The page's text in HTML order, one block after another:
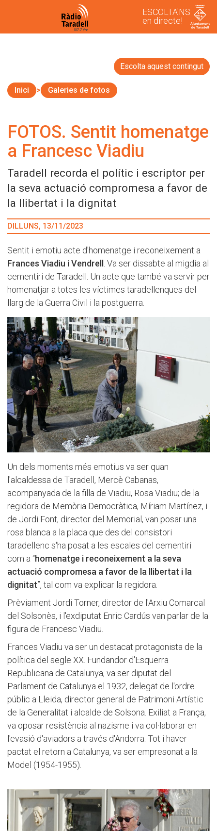
ESCOLTA'NS
en directe!
Escolta aquest contingut
Inici Galeries de fotos
FOTOS. Sentit homenatge
a Francesc Viadiu
Taradell recorda el polític i escriptor per
la seva actuació compromesa a favor de
la llibertat i la dignitat
DILLUNS, 13/11/2023
Sentit i emotiu acte d'homenatge i reconeixement a
Frances Viadiu i Vendrell
. Va ser dissabte al migdia al
cementiri de Taradell. Un acte que també va servir per
homenatjar a totes les víctimes taradellenques del
llarg de la Guerra Civil i la postguerra.
Un dels moments més emotius va ser quan
l'alcaldessa de Taradell, Mercè Cabanas,
acompanyada de la filla de Viadiu, Rosa Viadiu; de la
regidora de Memòria Democràtica, Míriam Martínez, i
de Jordi Font, director del Memorial, van posar una
rosa blanca a la placa que des del consistori
taradellenc s'ha posat a les escales del cementiri
com a “homenatge i reconeixement a la seva
actuació compromesa a favor de la llibertat i la
dignitat”, tal com va explicar la regidora.
Prèviament Jordi Torner, director de l'Arxiu Comarcal
del Solsonès, i l'exdiputat Enric Cardús van parlar de la
figura de Francesc Viadiu.
Frances Viadiu va ser un destacat protagonista de la
política del segle XX. Fundandor d'Esquerra
Republicana de Catalunya, va ser diputat del
Parlament de Catalunya el 1932, delegat de l'ordre
públic a Lleida, director general de Patrimoni Artístic
de la Generalitat i alcalde de Solsona. Exiliat a França,
va oposar resistència al nazisme i va col·laborar en
l'evasió d'aviadors a través d'Andorra. Tot i haver
pactat el retorn a Catalunya, va ser empresonat a la
Model (1954-1955).